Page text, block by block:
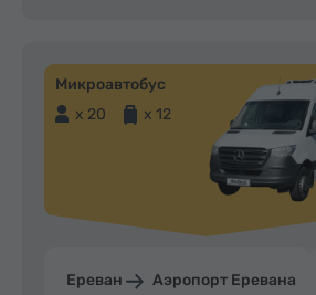
Микроавтобус
x 20
x 12
Ереван Аэропорт Еревана